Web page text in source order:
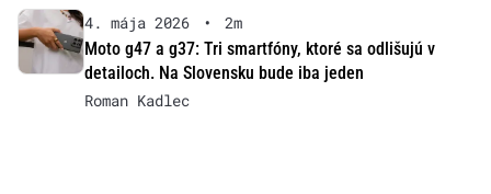
4. mája 2026 •
2m
Moto g47 a g37: Tri smartfóny, ktoré sa odlišujú v
detailoch. Na Slovensku bude iba jeden
Roman Kadlec